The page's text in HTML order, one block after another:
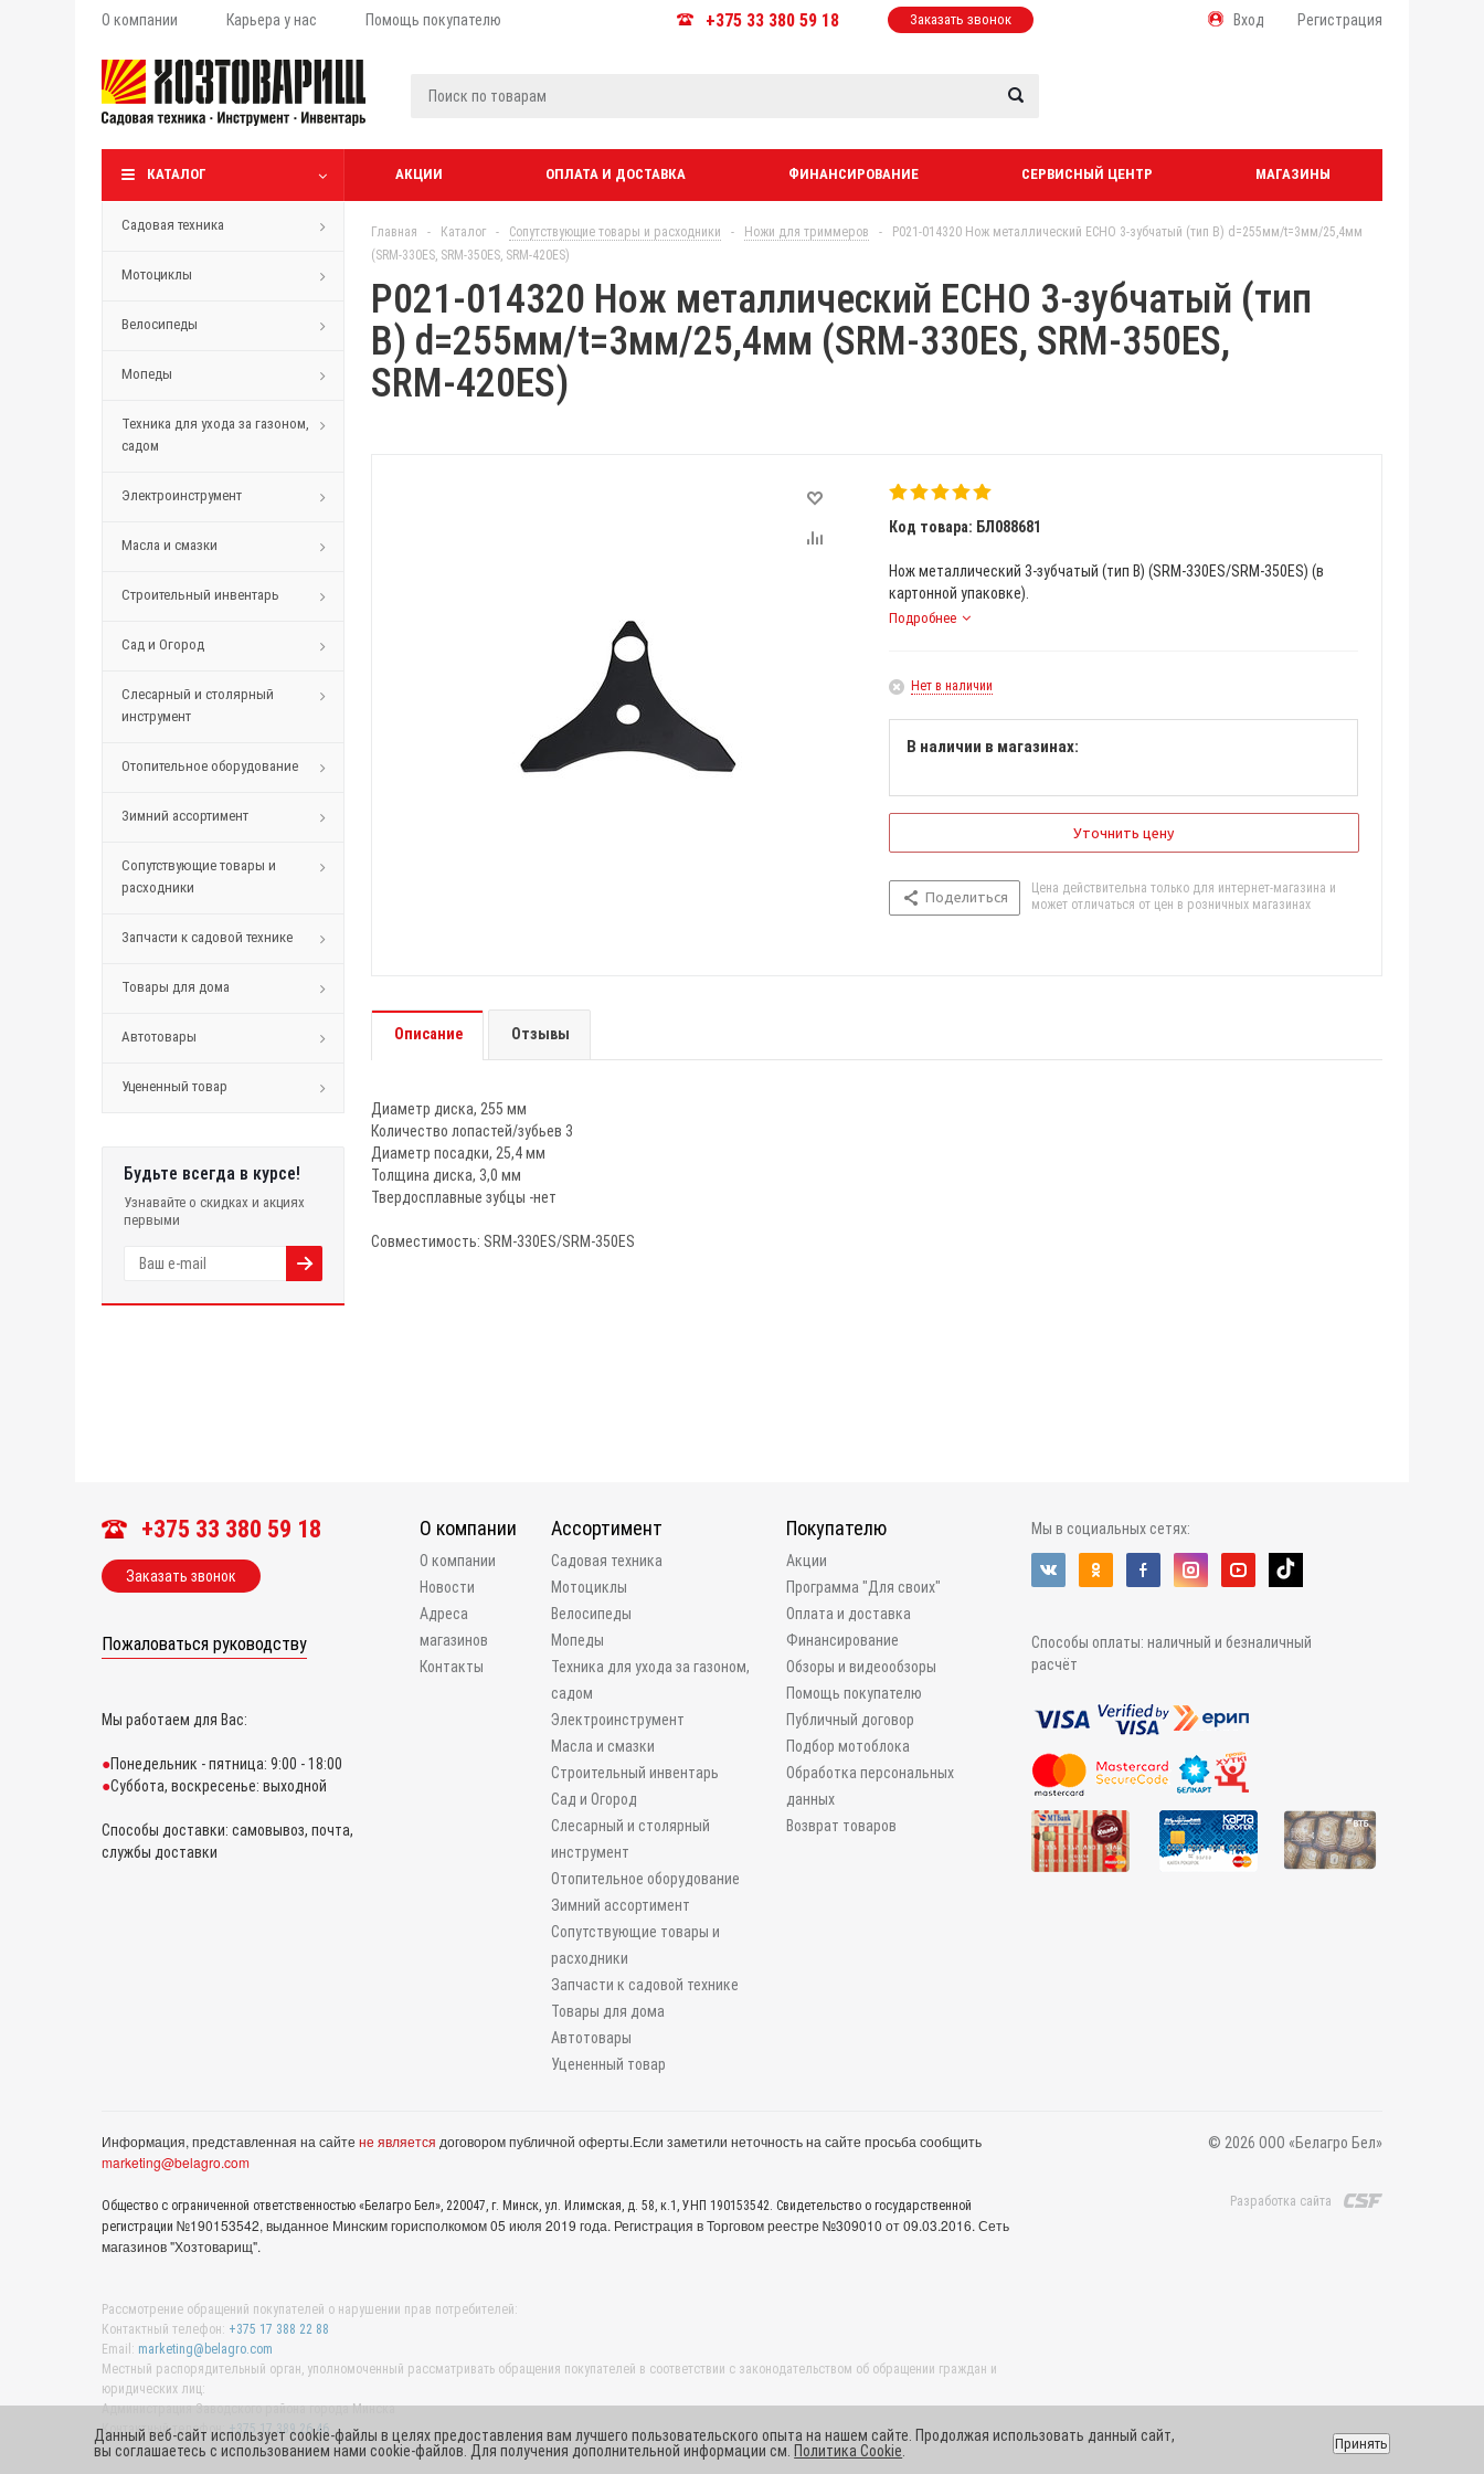
О компании Карьера у нас Помощь покупателю +375 33 380 59 18 Заказать звонок Вход Регистрация
КАТАЛОГ АКЦИИ ОПЛАТА И ДОСТАВКА ФИНАНСИРОВАНИЕ СЕРВИСНЫЙ ЦЕНТР МАГАЗИНЫ
Садовая техника
Мотоциклы
Велосипеды
Мопеды
Техника для ухода за газоном,
садом
Электроинструмент
Масла и смазки
Строительный инвентарь
Сад и Огород
Слесарный и столярный
инструмент
Отопительное оборудование
Зимний ассортимент
Сопутствующие товары и
расходники
Запчасти к садовой технике
Товары для дома
Автотовары
Уцененный товар
Будьте всегда в курсе!
Узнавайте о скидках и акциях
первыми
Главная - Каталог - Сопутствующие товары и расходники - Ножи для триммеров -
P021-014320 Нож металлический ECHO 3-зубчатый (тип В) d=255мм/t=3мм/25,4мм
(SRM-330ES, SRM-350ES, SRM-420ES)
P021-014320 Нож металлический ECHO 3-зубчатый (тип
В) d=255мм/t=3мм/25,4мм (SRM-330ES, SRM-350ES,
SRM-420ES)
Код товара: БЛ088681
Нож металлический 3-зубчатый (тип В) (SRM-330ES/SRM-350ES) (в
картонной упаковке).
Подробнее
Нет в наличии
В наличии в магазинах:
Уточнить цену
Поделиться
Цена действительна только для интернет-магазина и
может отличаться от цен в розничных магазинах
Описание Отзывы
Диаметр диска, 255 мм
Количество лопастей/зубьев 3
Диаметр посадки, 25,4 мм
Толщина диска, 3,0 мм
Твердосплавные зубцы -нет
Совместимость: SRM-330ES/SRM-350ES
+375 33 380 59 18
Заказать звонок
Пожаловаться руководству
Мы работаем для Вас:
Понедельник - пятница: 9:00 - 18:00
Суббота, воскресенье: выходной
Способы доставки: самовывоз, почта,
службы доставки
О компании
О компании
Новости
Адреса
магазинов
Контакты
Ассортимент
Садовая техника
Мотоциклы
Велосипеды
Мопеды
Техника для ухода за газоном,
садом
Электроинструмент
Масла и смазки
Строительный инвентарь
Сад и Огород
Слесарный и столярный
инструмент
Отопительное оборудование
Зимний ассортимент
Сопутствующие товары и
расходники
Запчасти к садовой технике
Товары для дома
Автотовары
Уцененный товар
Покупателю
Акции
Программа "Для своих"
Оплата и доставка
Финансирование
Обзоры и видеообзоры
Помощь покупателю
Публичный договор
Подбор мотоблока
Обработка персональных
данных
Возврат товаров
Мы в социальных сетях:
Способы оплаты: наличный и безналичный
расчёт
Информация, представленная на сайте не является договором публичной оферты.Если заметили неточность на сайте просьба сообщить
marketing@belagro.com
Общество с ограниченной ответственностью «Белагро Бел», 220047, г. Минск, ул. Илимская, д. 58, к.1, УНП 190153542. Свидетельство о государственной
регистрации №190153542, выданное Минcким горисполкомом 05 июля 2019 года. Регистрация в Торговом реестре №309010 от 09.03.2016. Сеть
магазинов "Хозтоварищ".
Рассмотрение обращений покупателей о нарушении прав потребителей:
Контактный телефон: +375 17 388 22 88
Email: marketing@belagro.com
Местный распорядительный орган, уполномоченный рассматривать обращения покупателей в соответствии с законодательством об обращении граждан и
юридических лиц:
Администрация Заводского района города Минска
Контактный телефон:+375 17 389 26 46
© 2026 ООО «Белагро Бел»
Разработка сайта
Данный веб-сайт использует cookie-файлы в целях предоставления вам лучшего пользовательского опыта на нашем сайте. Продолжая использовать данный сайт,
вы соглашаетесь с использованием нами cookie-файлов. Для получения дополнительной информации см. Политика Cookie Принять